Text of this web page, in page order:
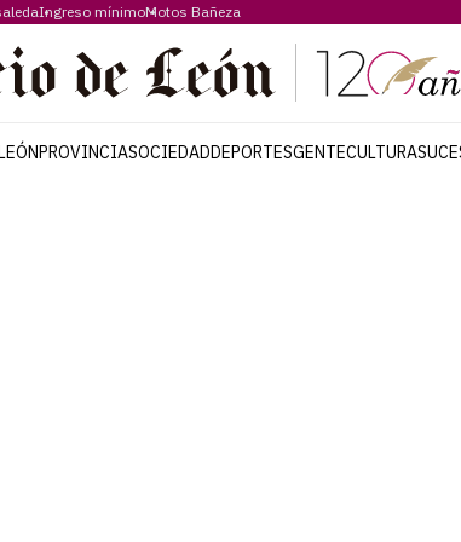
Ingreso mínimoMotos Bañeza
PROVINCIASOCIEDADDEPORTESGENTECULTURA